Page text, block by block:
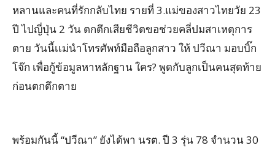
หลานและคนที่รักกลับไทย รายที่ 3.แม่ของสาวไทยวัย 23
ปี ไปญี่ปุ่น 2 วัน ตกตึกเสียชีวิตขอช่วยคลี่ปมสาเหตุการ
ตาย วันนี้เเม่นำโทรศัพท์มือถือลูกสาว ให้ ปวีณา มอบบิ๊ก
โจ๊ก เพื่อกู้ข้อมูลหาหลักฐาน ใคร? พูดกับลูกเป็นคนสุดท้าย
ก่อนตกตึกตาย
พร้อมกันนี้ “ปวีณา” ยังได้พา นรต. ปี 3 รุ่น 78 จำนวน 30